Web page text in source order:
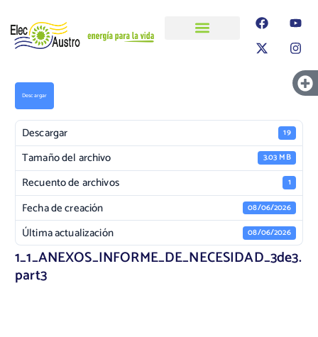
Descargar
Descargar 19
Tamaño del archivo 3.03 MB
Recuento de archivos 1
Fecha de creación 08/06/2026
Última actualización 08/06/2026
1_1_ANEXOS_INFORME_DE_NECESIDAD_3de3.
part3